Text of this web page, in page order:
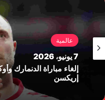
عالمية
7 يونيو، 2026
إلغاء مباراة الدنمارك
إريكسن